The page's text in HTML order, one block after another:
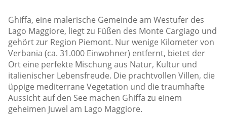
Ghiffa, eine malerische Gemeinde am Westufer des
Lago Maggiore, liegt zu Füßen des Monte Cargiago und
gehört zur Region Piemont. Nur wenige Kilometer von
Verbania (ca. 31.000 Einwohner) entfernt, bietet der
Ort eine perfekte Mischung aus Natur, Kultur und
italienischer Lebensfreude. Die prachtvollen Villen, die
üppige mediterrane Vegetation und die traumhafte
Aussicht auf den See machen Ghiffa zu einem
geheimen Juwel am Lago Maggiore.